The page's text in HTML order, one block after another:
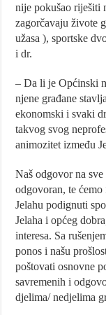
nije pokušao riješiti
zagorčavaju živote
užasa ), sportske
i dr.
– Da li je Općinski
njene građane
ekonomski i svaki
takvog svog
animozitet između
Naš odgovor na
odgovoran, te
Jelahu podignuti
Jelaha i općeg
interesa. Sa
ponos i našu
poštovati osnovne
savremenih i
djelima/ nedjelima